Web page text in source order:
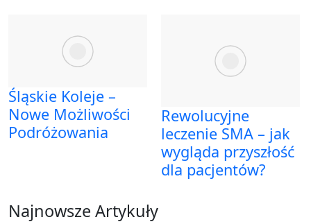
Śląskie Koleje –
Nowe Możliwości
Podróżowania
Rewolucyjne
leczenie SMA – jak
wygląda przyszłość
dla pacjentów?
Najnowsze Artykuły